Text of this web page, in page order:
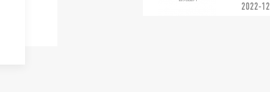
2022-12